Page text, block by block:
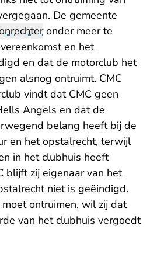
De gemeente
onder meer te
en het
en dat de motorclub het
alsnog ontruimt. CMC
vindt dat CMC geen
Angels en dat de
belang heeft bij de
en het opstalrecht, terwijl
in het clubhuis heeft
blijft zij eigenaar van het
niet is geëindigd.
ontruimen, wil zij dat
van het clubhuis vergoedt